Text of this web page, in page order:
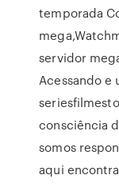
temporada
servidor
Acessando e
consciência
somos
aqui